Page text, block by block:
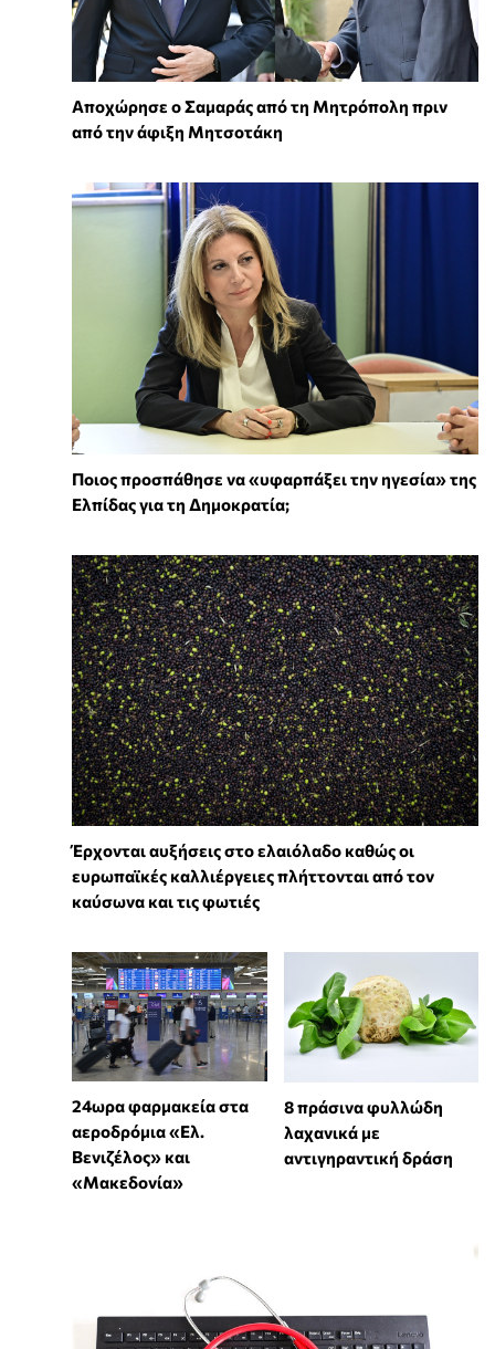
Αποχώρησε ο Σαμαράς από τη Μητρόπολη πριν
από την άφιξη Μητσοτάκη
Ποιος προσπάθησε να «υφαρπάξει την ηγεσία» της
Ελπίδας για τη Δημοκρατία;
Έρχονται αυξήσεις στο ελαιόλαδο καθώς οι
ευρωπαϊκές καλλιέργειες πλήττονται από τον
καύσωνα και τις φωτιές
24ωρα φαρμακεία στα
αεροδρόμια «Ελ.
Βενιζέλος» και
«Μακεδονία»
8 πράσινα φυλλώδη
λαχανικά με
αντιγηραντική δράση